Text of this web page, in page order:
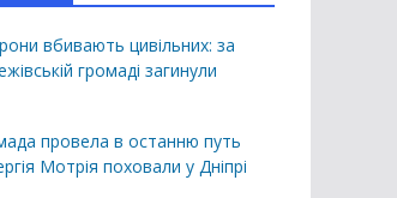
вбивають цивільних: за
громаді загинули
провела в останню путь
Мотрія поховали у Дніпрі